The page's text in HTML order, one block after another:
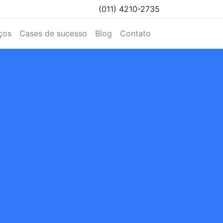
(011) 4210-2735
Cases de sucesso Blog Contato